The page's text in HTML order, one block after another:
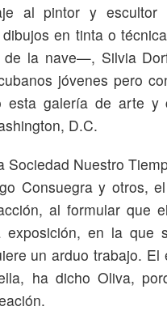
al pintor y
en tinta o
de la nave—, Silvia
jóvenes pero
esta galería de arte y
D.C.
Sociedad Nuestro
Consuegra y otros,
al formular que
exposición, en la que
un arduo trabajo.
ha dicho Oliva,